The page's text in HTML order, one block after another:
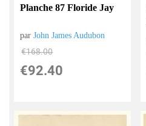
Planche 87 Floride Jay
parJohn James Audubon
€168.00
€92.40